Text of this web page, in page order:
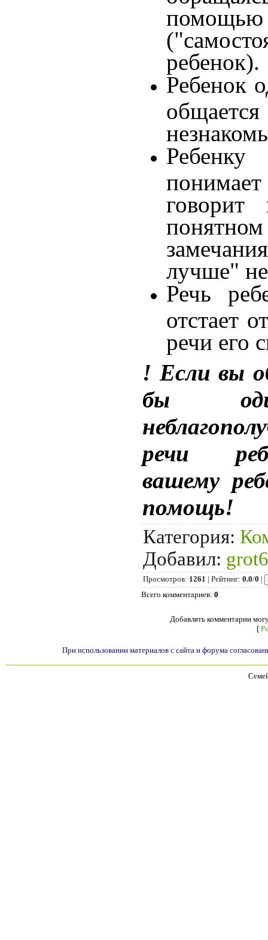
помощью
ребенок).
Ребенок
лучше" не
Речь
отстает
речи его
! Если вы
бы
речи
вашему
помощь!
Категория:
Добавил:
Просмотров: 1261 | Рейтинг: 0.0/0 |
Всего комментариев: 0
Добавлять комментарии
[
При использовании материалов с сайта и форума